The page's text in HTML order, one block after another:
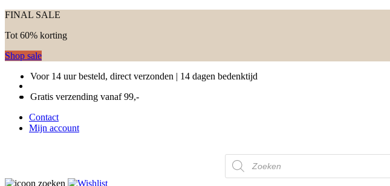
FINAL SALE
Tot 60% korting
Shop sale
Voor 14 uur besteld, direct verzonden | 14 dagen bedenktijd
Gratis verzending vanaf 99,-
Contact
Mijn account
Producten
zoeken